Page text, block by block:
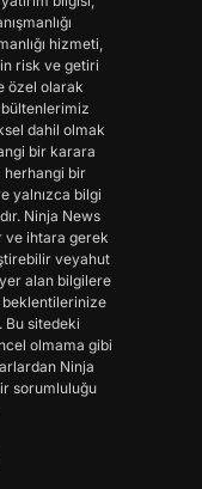
hizmeti,
risk ve getiri
özel olarak
dahil olmak
bir karara
herhangi bir
yalnızca bilgi
Ninja News
ve ihtara gerek
veyahut
alan bilgilere
beklentilerinize
Bu sitedeki
olmama gibi
Ninja
sorumluluğu